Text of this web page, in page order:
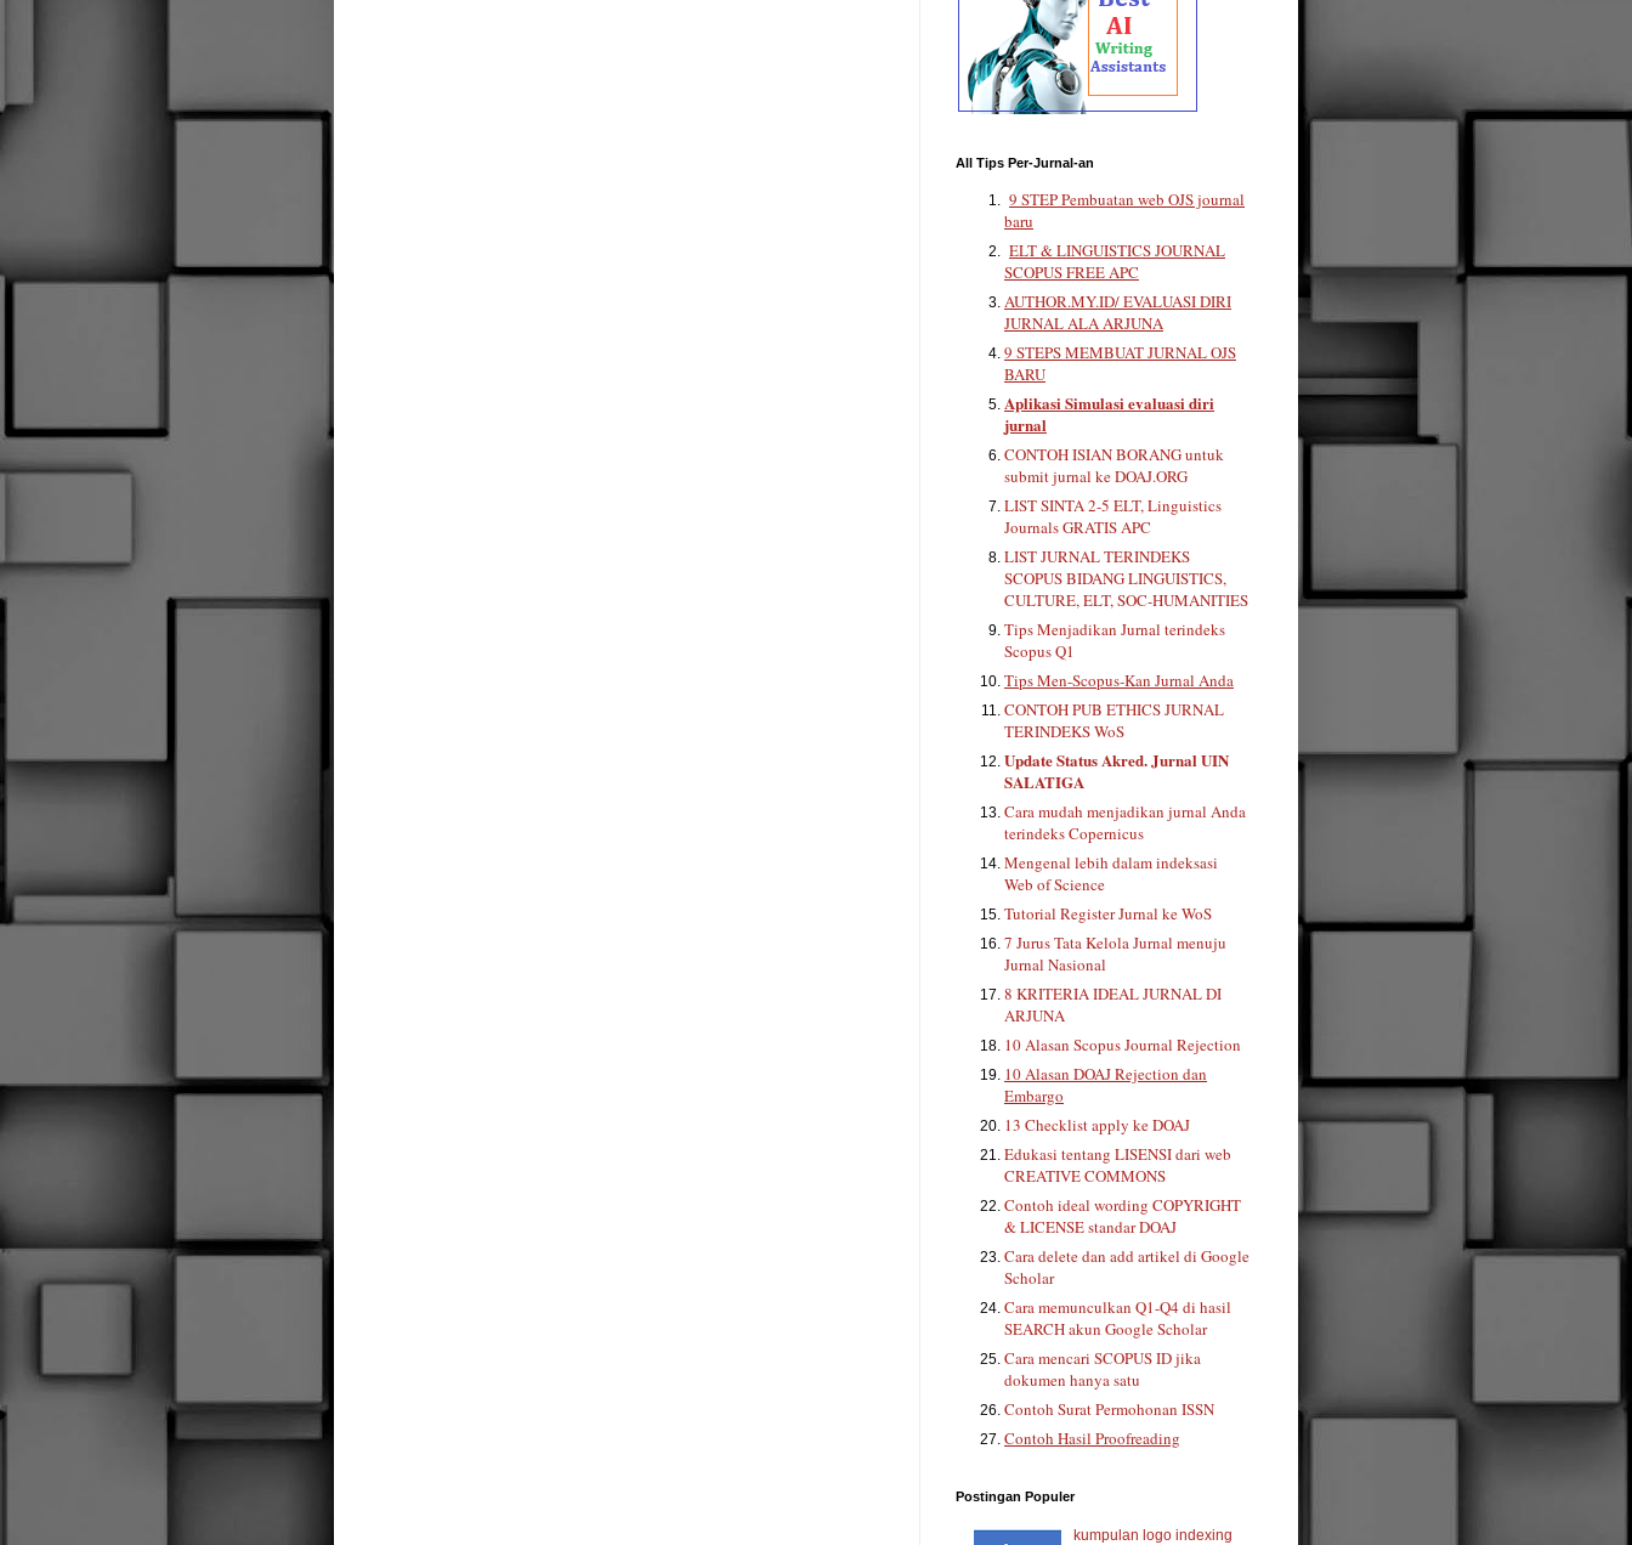
All Tips Per-Jurnal-an
9 STEP Pembuatan web OJS journal
baru
ELT & LINGUISTICS JOURNAL
SCOPUS FREE APC
AUTHOR.MY.ID/ EVALUASI DIRI
JURNAL ALA ARJUNA
9 STEPS MEMBUAT JURNAL OJS
BARU
Aplikasi Simulasi evaluasi diri
jurnal
CONTOH ISIAN BORANG untuk
submit jurnal ke DOAJ.ORG
LIST SINTA 2-5 ELT, Linguistics
Journals GRATIS APC
LIST JURNAL TERINDEKS
SCOPUS BIDANG LINGUISTICS,
CULTURE, ELT, SOC-HUMANITIES
Tips Menjadikan Jurnal terindeks
Scopus Q1
Tips Men-Scopus-Kan Jurnal Anda
CONTOH PUB ETHICS JURNAL
TERINDEKS WoS
Update Status Akred. Jurnal UIN
SALATIGA
Cara mudah menjadikan jurnal Anda
terindeks Copernicus
Mengenal lebih dalam indeksasi
Web of Science
Tutorial Register Jurnal ke WoS
7 Jurus Tata Kelola Jurnal menuju
Jurnal Nasional
8 KRITERIA IDEAL JURNAL DI
ARJUNA
10 Alasan Scopus Journal Rejection
10 Alasan DOAJ Rejection dan
Embargo
13 Checklist apply ke DOAJ
Edukasi tentang LISENSI dari web
CREATIVE COMMONS
Contoh ideal wording COPYRIGHT
& LICENSE standar DOAJ
Cara delete dan add artikel di Google
Scholar
Cara memunculkan Q1-Q4 di hasil
SEARCH akun Google Scholar
Cara mencari SCOPUS ID jika
dokumen hanya satu
Contoh Surat Permohonan ISSN
Contoh Hasil Proofreading
Postingan Populer
kumpulan logo indexing